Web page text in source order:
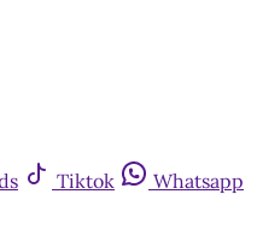
Tiktok
Whatsapp